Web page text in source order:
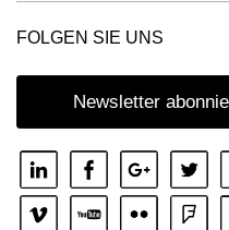
FOLGEN SIE UNS
Newsletter